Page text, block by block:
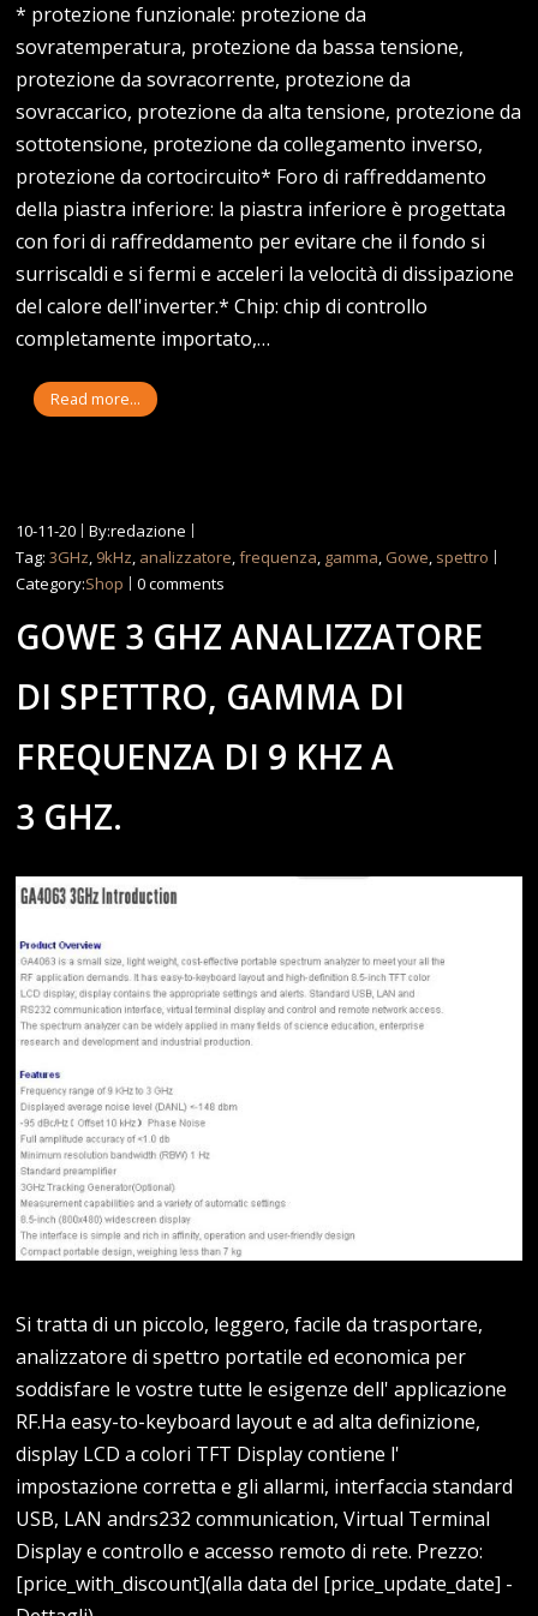
* protezione funzionale: protezione da
sovratemperatura, protezione da bassa tensione,
protezione da sovracorrente, protezione da
sovraccarico, protezione da alta tensione, protezione da
sottotensione, protezione da collegamento inverso,
protezione da cortocircuito* Foro di raffreddamento
della piastra inferiore: la piastra inferiore è progettata
con fori di raffreddamento per evitare che il fondo si
surriscaldi e si fermi e acceleri la velocità di dissipazione
del calore dell'inverter.* Chip: chip di controllo
completamente importato,…
Read more...
10-11-20
By:redazione
Tag:3GHz, 9kHz, analizzatore,frequenza, gamma, Gowe, spettro
Category:Shop 0 comments
GOWE 3 GHZ ANALIZZATORE
DI SPETTRO, GAMMA DI
FREQUENZA DI 9 KHZ A
3 GHZ.
Si tratta di un piccolo, leggero, facile da trasportare,
analizzatore di spettro portatile ed economica per
soddisfare le vostre tutte le esigenze dell' applicazione
RF.Ha easy-to-keyboard layout e ad alta definizione,
display LCD a colori TFT Display contiene l'
impostazione corretta e gli allarmi, interfaccia standard
USB, LAN andrs232 communication, Virtual Terminal
Display e controllo e accesso remoto di rete. Prezzo:
[price_with_discount](alla data del [price_update_date] -